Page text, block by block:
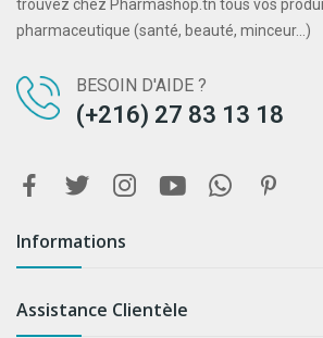
trouvez chez Pharmashop.tn tous vos
pharmaceutique (santé, beauté, minceur...)
BESOIN D'AIDE ?
(+216) 27 83 13 18
Informations
Assistance Clientèle